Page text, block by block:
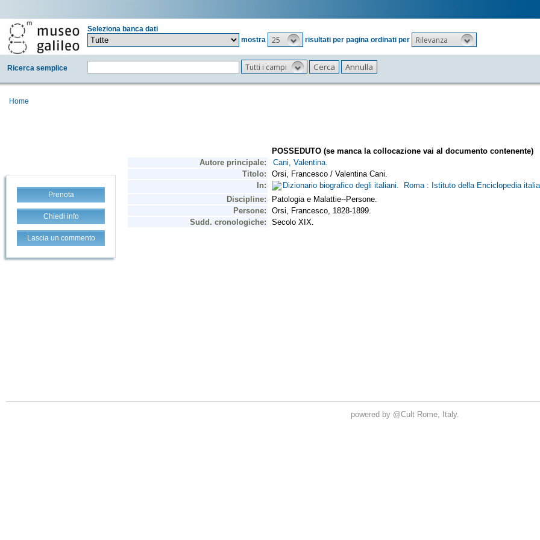
Seleziona banca dati
mostra
25 risultati per pagina ordinati per Rilevanza
Ricerca semplice Tutti i campi
Home
Prenota
Chiedi info
Lascia un commento
powered by @Cult Rome, Italy.